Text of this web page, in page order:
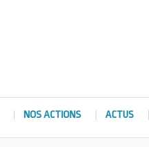
NOS ACTIONS ACTUS